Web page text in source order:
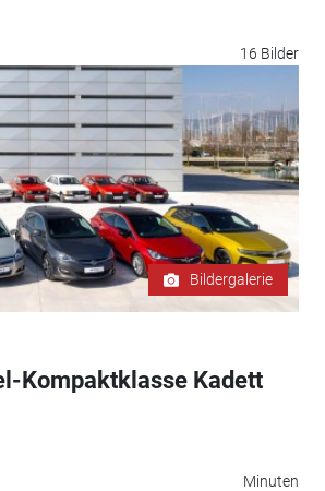
16 Bilder
Bildergalerie
Kompaktklasse Kadett
Minuten